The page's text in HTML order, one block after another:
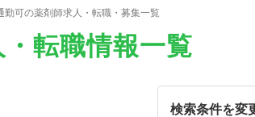
勤可の薬剤師求人・転職・募集一覧
転職情報一覧
検索条件を変